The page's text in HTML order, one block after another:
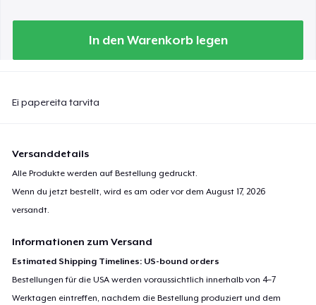
In den Warenkorb legen
Ei papereita tarvita
Versanddetails
Alle Produkte werden auf Bestellung gedruckt.
Wenn du jetzt bestellt, wird es am oder vor demAugust 17, 2026
versandt.
Informationen zum Versand
Estimated Shipping Timelines: US-bound orders
Bestellungen für die USA werden voraussichtlich innerhalb von 4–7
Werktagen eintreffen, nachdem die Bestellung produziert und dem